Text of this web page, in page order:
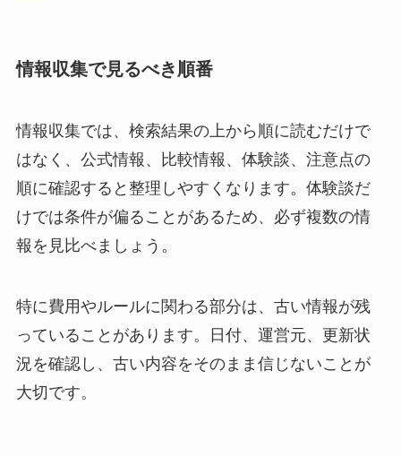
情報収集で見るべき順番
情報収集では、検索結果の上から順に読むだけで
はなく、公式情報、比較情報、体験談、注意点の
順に確認すると整理しやすくなります。体験談だ
けでは条件が偏ることがあるため、必ず複数の情
報を見比べましょう。
特に費用やルールに関わる部分は、古い情報が残
っていることがあります。日付、運営元、更新状
況を確認し、古い内容をそのまま信じないことが
大切です。